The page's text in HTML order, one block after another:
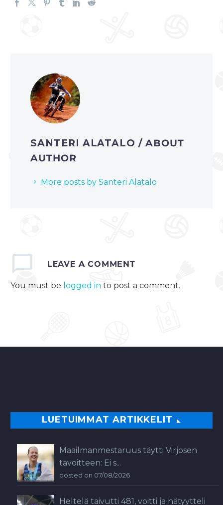
SANTERI ALATALO/ ABOUT
AUTHOR
More posts by Santeri Alatalo
LEAVE A COMMENT
You must be logged in to post a comment.
LUETUIMMAT ARTIKKELIT
Maailmanmestaruus täytti Virjosen
tavoitteen: Ei s...
posted on 07/08/2026
Heltelä taivutti 481, voitti ja hätyytteli